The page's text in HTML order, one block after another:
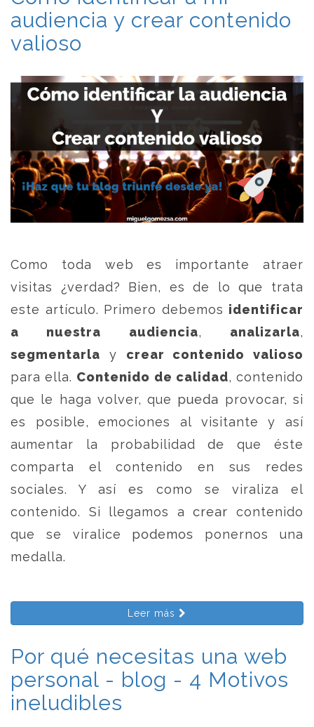
audiencia y crear contenido
valioso
Como toda web es importante atraer
visitas ¿verdad? Bien, es de lo que trata
este artículo. Primero debemos identificar
a nuestra audiencia, analizarla,
segmentarla y crear contenido valioso
para ella. Contenido de calidad, contenido
que le haga volver, que pueda provocar, si
es posible, emociones al visitante y así
aumentar la probabilidad de que éste
comparta el contenido en sus redes
sociales. Y así es como se viraliza el
contenido. Si llegamos a crear contenido
que se viralice podemos ponernos una
medalla.
Leer más
Por qué necesitas una web
personal - blog - 4 Motivos
ineludibles